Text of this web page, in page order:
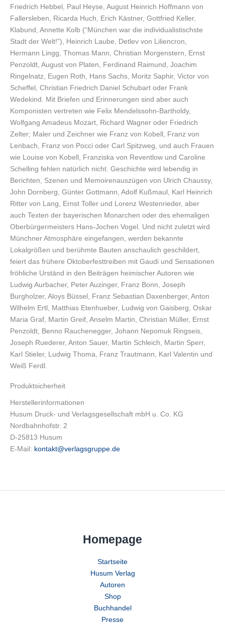
Friedrich Hebbel, Paul Heyse, August Heinrich Hoffmann von
Fallersleben, Ricarda Huch, Erich Kästner, Gottfried Keller,
Klabund, Annette Kolb (“München war die individualistischste
Stadt der Welt!”), Heinrich Laube, Detlev von Liliencron,
Hermann Lingg, Thomas Mann, Christian Morgenstern, Ernst
Penzoldt, August von Platen, Ferdinand Raimund, Joachim
Ringelnatz, Eugen Roth, Hans Sachs, Moritz Saphir, Victor von
Scheffel, Christian Friedrich Daniel Schubart oder Frank
Wedekind. Mit Briefen und Erinnerungen sind aber auch
Komponisten vertreten wie Felix Mendelssohn-Bartholdy,
Wolfgang Amadeus Mozart, Richard Wagner oder Friedrich
Zelter; Maler und Zeichner wie Franz von Kobell, Franz von
Lenbach, Franz von Pocci oder Carl Spitzweg, und auch Frauen
wie Louise von Kobell, Franziska von Reventlow und Caroline
Schelling fehlen natürlich nicht. Geschichte wird lebendig in
Berichten, Szenen und Memoirenauszügen von Ulrich Chaussy,
John Dornberg, Günter Gottmann, Adolf Kußmaul, Karl Heinrich
Ritter von Lang, Ernst Toller und Lorenz Westenrieder, aber
auch Texten der bayerischen Monarchen oder des ehemaligen
Oberbürgermeisters Hans-Jochen Vogel. Und nicht zuletzt wird
Münchner Atmosphäre eingefangen, werden bekannte
Lokalgrößen und berühmte Bauten anschaulich geschildert,
feiert das frühere Oktoberfesttreiben mit Gaudi und Sensationen
fröhliche Urständ in den Beiträgen heimischer Autoren wie
Ludwig Aurbacher, Peter Auzinger, Franz Bonn, Joseph
Burgholzer, Aloys Büssel, Franz Sebastian Daxenberger, Anton
Wilhelm Ertl, Matthias Etenhueber, Ludwig von Gaisberg, Oskar
Maria Graf, Martin Greif, Anselm Martin, Christian Müller, Ernst
Penzoldt, Benno Rauchenegger, Johann Nepomuk Ringseis,
Joseph Ruederer, Anton Sauer, Martin Schleich, Martin Sperr,
Karl Stieler, Ludwig Thoma, Franz Trautmann, Karl Valentin und
Weiß Ferdl.
Produktsicherheit
Herstellerinformationen
Husum Druck- und Verlagsgesellschaft mbH u. Co. KG
Nordbahnhofstr. 2
D-25813 Husum
E-Mail: kontakt@verlagsgruppe.de
Homepage
Startseite
Husum Verlag
Autoren
Shop
Buchhandel
Presse